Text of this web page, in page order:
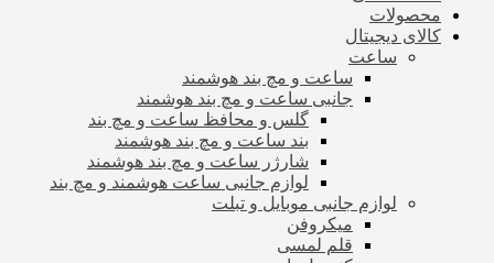
محصولات
کالای دیجیتال
ساعت
ساعت و مچ بند هوشمند
جانبی ساعت و مچ بند هوشمند
گلس و محافظ ساعت و مچ بند
بند ساعت و مچ بند هوشمند
شارژر ساعت و مچ بند هوشمند
لوازم جانبی ساعت هوشمند و مچ بند
لوازم جانبی موبایل و تبلت
میکروفن
قلم لمسی